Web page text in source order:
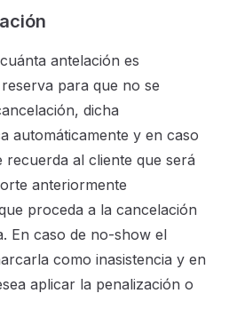
antelación es
para que no se
dicha
automáticamente y en caso
recuerda al cliente que será
anteriormente
proceda a la cancelación
En caso de no-show el
como inasistencia y en
aplicar la penalización o